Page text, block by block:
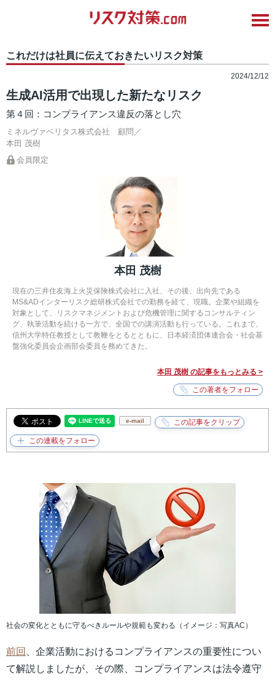
これだけは社員に伝えておきたいリスク対策
2024/12/12
生成AI活用で出現した新たなリスク
第４回：コンプライアンス違反の落とし穴
ミネルヴァベリタス株式会社 顧問／
本田 茂樹
会員限定
本田 茂樹
現在の三井住友海上火災保険株式会社に入社、その後、出向先である
MS&ADインターリスク総研株式会社での勤務を経て、現職。企業や組織を
対象として、リスクマネジメントおよび危機管理に関するコンサルティン
グ、執筆活動を続ける一方で、全国での講演活動も行っている。これまで、
信州大学特任教授として教鞭をとるとともに、日本経済団体連合会・社会基
盤強化委員会企画部会委員を務めてきた。
本田 茂樹 の記事をもっとみる >
e-mail
社会の変化とともに守るべきルールや規範も変わる（イメージ：写真AC）
前回
、企業活動におけるコンプライアンスの重要性につい
て解説しましたが、その際、コンプライアンスは法令遵守